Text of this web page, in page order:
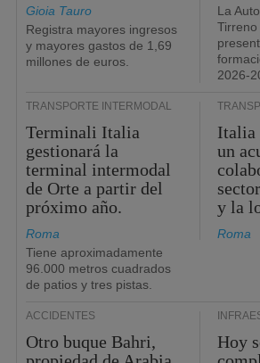
Gioia Tauro
Registra mayores ingresos
y mayores gastos de 1,69
millones de euros.
La
2026-
TRANSPORTE INTERMODAL
Terminali Italia
gestionará la
terminal intermodal
de Orte a partir del
próximo año.
Roma
Tiene aproximadamente
96.000 metros cuadrados
de patios y tres pistas.
Italia
un
y la
Roma
ACCIDENTES
Otro buque Bahri,
Hoy